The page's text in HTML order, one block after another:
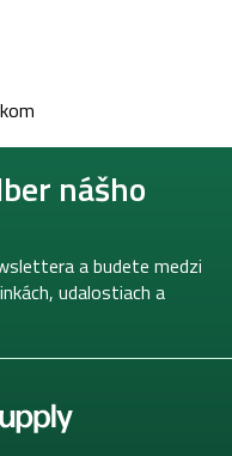
nášho
a budete medzi
udalostiach a